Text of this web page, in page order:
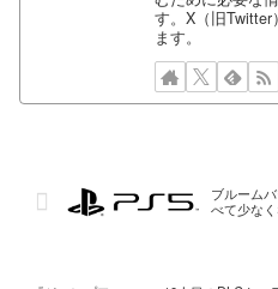
す。X（旧
ます。
ブルーム
べて少な